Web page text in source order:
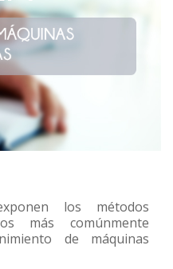
los métodos
más comúnmente
de máquinas